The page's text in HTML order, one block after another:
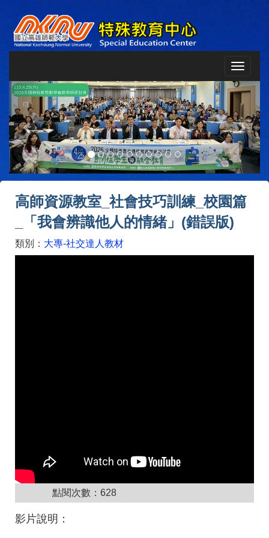
Toggle
Previous Next
高師資源教室_社會技巧訓練_校園篇
_「我會辨識他人的情緒」(錯誤版)
類別： 大專-社交達人教材
點閱次數： 628
影片說明：